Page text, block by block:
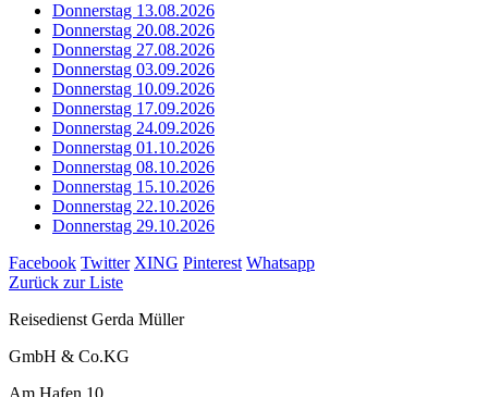
Donnerstag 13.08.2026
Donnerstag 20.08.2026
Donnerstag 27.08.2026
Donnerstag 03.09.2026
Donnerstag 10.09.2026
Donnerstag 17.09.2026
Donnerstag 24.09.2026
Donnerstag 01.10.2026
Donnerstag 08.10.2026
Donnerstag 15.10.2026
Donnerstag 22.10.2026
Donnerstag 29.10.2026
Facebook Twitter XING Pinterest Whatsapp
Zurück zur Liste
Reisedienst Gerda Müller
GmbH & Co.KG